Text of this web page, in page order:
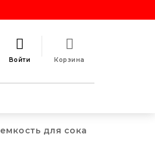
Корзина
Войти
емкость для сока